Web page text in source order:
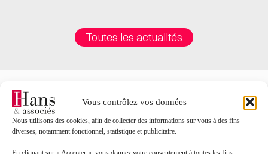
Vous contrôlez vos données
Nous utilisons des cookies, afin de collecter des informations sur vous à des fins
diverses, notamment fonctionnel, statistique et publicitaire.
Toutes les actualités
Contact